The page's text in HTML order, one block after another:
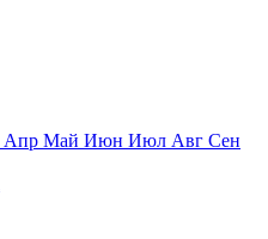
Апр Май Июн Июл Авг Сен